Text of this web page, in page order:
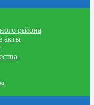
района
акты